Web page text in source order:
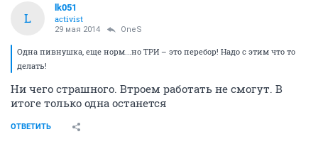
L
lk051
activist
29 мая 2014 OneS
Одна пивнушка, еще норм...но ТРИ – это перебор! Надо с этим что то
делать!
Ни чего страшного. Втроем работать не смогут. В
итоге только одна останется
ОТВЕТИТЬ